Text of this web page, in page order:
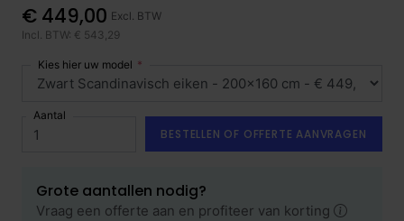
€ 449,00 Excl. BTW
Incl. BTW: € 543,29
Kies hier uw model
Aantal
BESTELLEN OF OFFERTE AANVRAGEN
Grote aantallen nodig?
Vraag een offerte aan en profiteer van korting